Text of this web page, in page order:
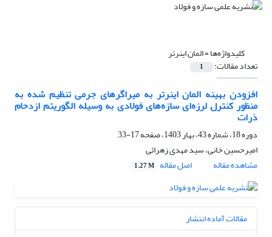
کلیدواژه‌ها =المان اینرتر
تعداد مقالات: 1
افزودن بهینه المان اینرتر به میراگرهای جرمی تنظیم شده به
منظور کنترل لرزه‌ای سازه‌های فولادی به وسیله الگوریتم ازدحام
ذرات
دوره 18، شماره 43، بهار 1403، صفحه
17-33
امیرحسین خانی، سید مهدی زهرائی
مشاهده مقاله
اصل مقاله 1.27 M
مقالات آماده انتشار